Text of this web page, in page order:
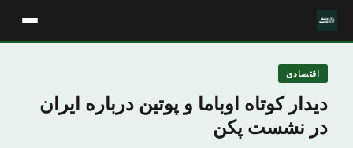
اقتصادی
دیدار کوتاه اوباما و پوتین درباره ایران
در نشست پکن